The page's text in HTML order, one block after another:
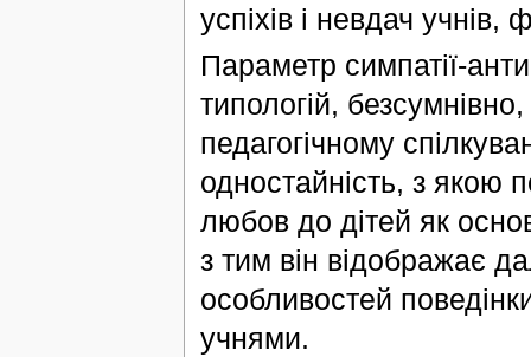
успіхів і невдач учнів,
Параметр симпатії-
типологій,
педагогічному
одностайність, з якою
любов до дітей як
з тим він відображає
особливостей
учнями.